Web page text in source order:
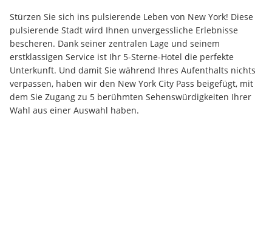
Stürzen Sie sich ins pulsierende Leben von New York! Diese
pulsierende Stadt wird Ihnen unvergessliche Erlebnisse
bescheren. Dank seiner zentralen Lage und seinem
erstklassigen Service ist Ihr 5-Sterne-Hotel die perfekte
Unterkunft. Und damit Sie während Ihres Aufenthalts nichts
verpassen, haben wir den New York City Pass beigefügt, mit
dem Sie Zugang zu 5 berühmten Sehenswürdigkeiten Ihrer
Wahl aus einer Auswahl haben.